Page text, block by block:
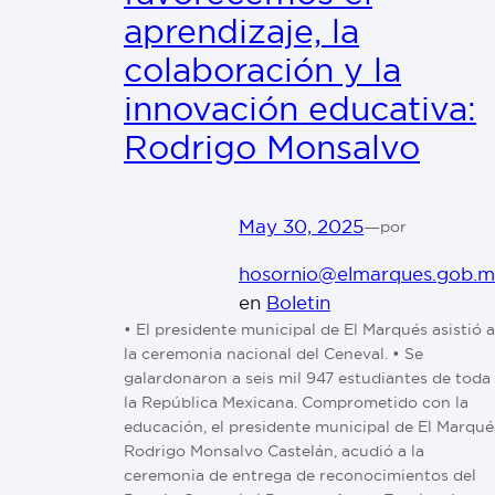
aprendizaje, la
colaboración y la
innovación educativa:
Rodrigo Monsalvo
May 30, 2025—por
en Boletin
•⁠ ⁠El presidente municipal de El Marqués asistió a
la ceremonia nacional del Ceneval. •⁠ ⁠Se
galardonaron a seis mil 947 estudiantes de toda
la República Mexicana. Comprometido con la
educación, el presidente municipal de El
Rodrigo Monsalvo Castelán, acudió a la
ceremonia de entrega de reconocimientos del